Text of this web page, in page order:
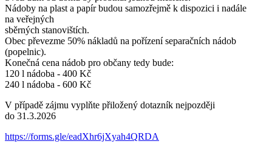
Nádoby na plast a papír budou samozřejmě k dispozici i nadále
na veřejných
sběrných stanovištích.
Obec převezme 50% nákladů na pořízení separačních nádob
(popelnic).
Konečná cena nádob pro občany tedy bude:
120 l nádoba - 400 Kč
240 l nádoba - 600 Kč
V případě zájmu vyplňte přiložený dotazník nejpozději
do 31.3.2026
https://forms.gle/eadXhr6jXyah4QRDA